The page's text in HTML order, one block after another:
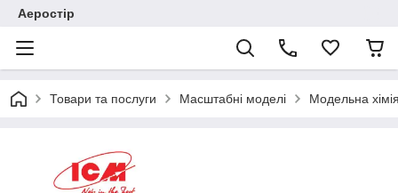
Аеростір
Товари та послуги Масштабні моделі Модельна